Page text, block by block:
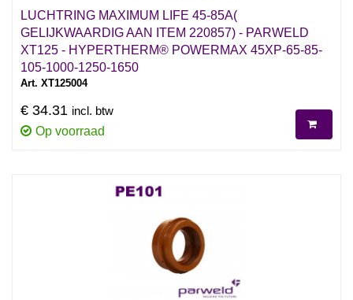
LUCHTRING MAXIMUM LIFE 45-85A(
GELIJKWAARDIG AAN ITEM 220857) - PARWELD
XT125 - HYPERTHERM® POWERMAX 45XP-65-85-
105-1000-1250-1650
Art. XT125004
€ 34.31 incl. btw
Op voorraad